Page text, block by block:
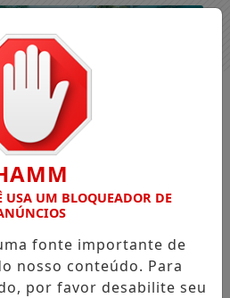
USA UM BLOQUEADOR DE
fonte importante de
nosso conteúdo. Para
por favor desabilite seu